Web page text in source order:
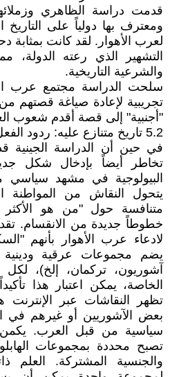
قدمت دراسة الظاهري
ومعترف بها دولياً على التاريخ
لعرب الأهوار. لقد كانت
التشهير الذي رعته الدولة،
والشرعية التاريخية.
سلحت الدراسة مجتمع عرب
تجريبية لإعادة صياغة
"أجنبية" إلى قصة أقدم شعوب
5.2 تاريخ متنازع عليه: ردود الفعل والمقاومة
في حين أن الدراسة الجينية
تخاطر أيضاً بإدخال شكل
البيولوجية في مشهد سياسي
يتحول النقاش من المواطنة
متنافسة حول "من هو
خطوطاً جديدة من الانقسام.
لادعاء عرب الأهوار بأنهم
يضم مجموعات عرقية ودينية
آشوريون، تركمان، إلخ)، لكل
الخاصة، يمكن اعتبار هذا
تظهر النقاشات عبر
بعض الآشوريين أو غيرهم في
سياسية من قبل العرب.
تصبح محددة بمجموعات
والجنسية المشتركة. العلم